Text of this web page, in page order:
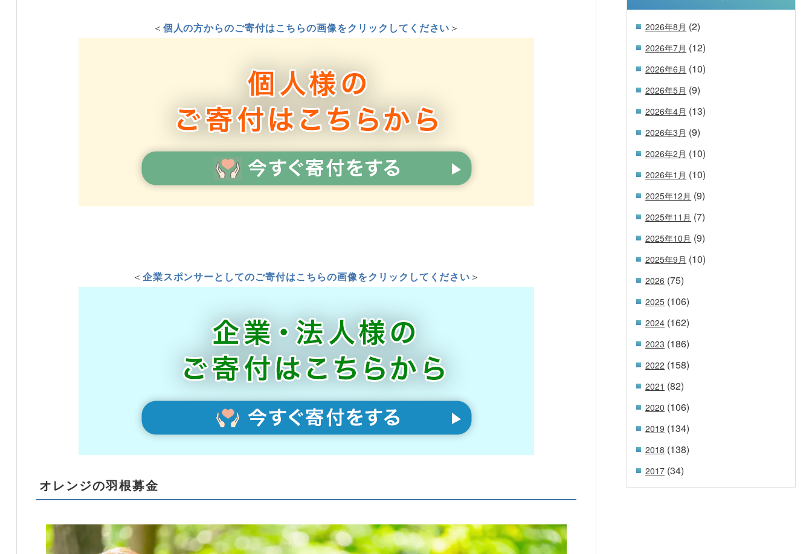
＜ 個人の方からのご寄付はこちらの画像をクリックしてください ＞
＜ 企業スポンサーとしてのご寄付はこちらの画像をクリックしてください ＞
オレンジの羽根募金
2026年8月 (2)
2026年7月 (12)
2026年6月 (10)
2026年5月 (9)
2026年4月 (13)
2026年3月 (9)
2026年2月 (10)
2026年1月 (10)
2025年12月 (9)
2025年11月 (7)
2025年10月 (9)
2025年9月 (10)
2026 (75)
2025 (106)
2024 (162)
2023 (186)
2022 (158)
2021 (82)
2020 (106)
2019 (134)
2018 (138)
2017 (34)